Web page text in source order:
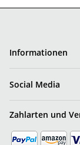
Informationen
Social Media
Zahlarten und